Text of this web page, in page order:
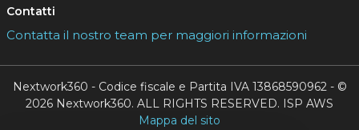
Contatti
Contatta il nostro team per maggiori informazioni
Nextwork360 - Codice fiscale e Partita IVA 13868590962 - ©
2026 Nextwork360. ALL RIGHTS RESERVED. ISP AWS
Mappa del sito